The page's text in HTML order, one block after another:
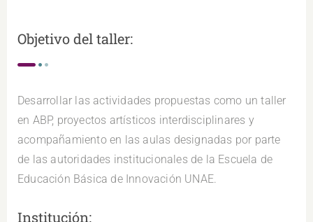
Objetivo del taller:
Desarrollar las actividades propuestas como un taller
en ABP, proyectos artísticos interdisciplinares y
acompañamiento en las aulas designadas por parte
de las autoridades institucionales de la Escuela de
Educación Básica de Innovación UNAE.
Institución: